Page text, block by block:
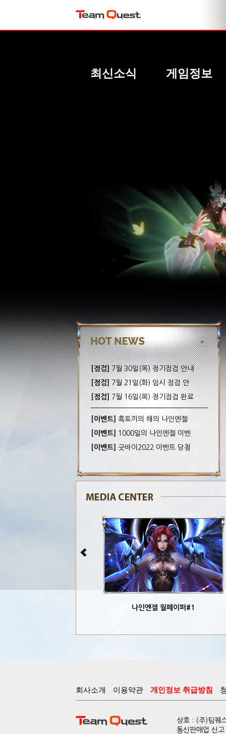
최신소식 게임정보
[점검]7월 30일(목) 정기점검 안내! (완료)
[점검]7월 21일(화) 임시 점검 안내! (완료)
[점검]
7월 16일(목) 정기점검 완료 안내!
[이벤트]
흑토끼의 해의 나인엔젤 이벤트 당첨자 안내
[이벤트]
1000일의 나인엔젤 이벤트 당첨자 안내
[이벤트]
굿바이2022 이벤트 당첨자 안내
나인엔젤 월페이퍼#1
회사소개 이용약관 개인정보 취급방침
상호 : (주)팀퀘
통신판매업 신